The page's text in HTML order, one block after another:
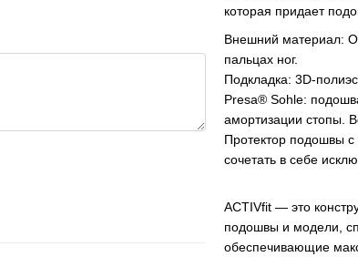
которая придает
Внешний материал:
пальцах ног.
Подкладка: 3D-
Presa® Sohle:
амортизации стопы.
Протектор подошвы с
сочетать в себе
ACTIVfit — это
подошвы и модели,
обеспечивающие